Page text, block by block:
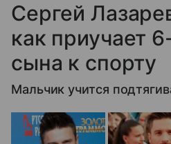
Сергей
как приучает
сына к спорту
Мальчик учится